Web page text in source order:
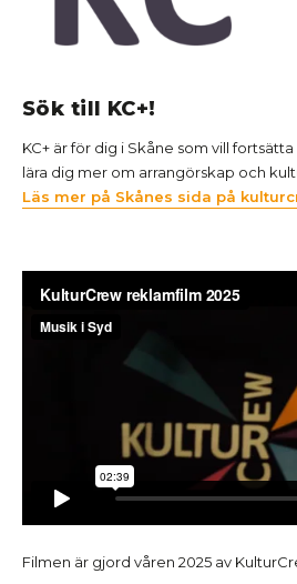
Sök till KC+!
KC+ är för dig i Skåne som vill
lära dig mer om arrangörskap och
Läs mer på Skånes sida på
Filmen är gjord våren 2025 av